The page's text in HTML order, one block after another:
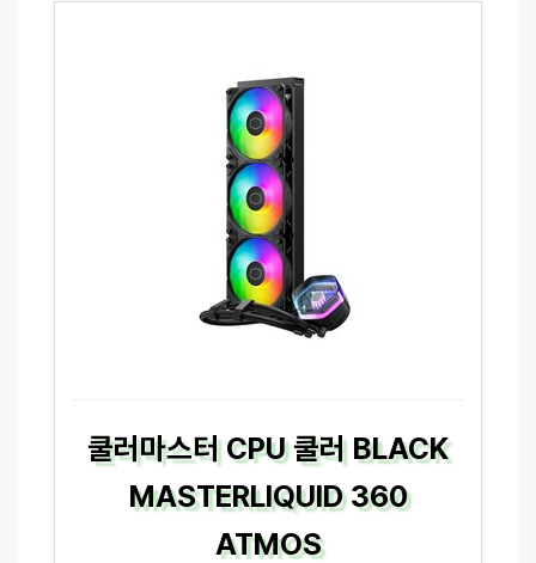
쿨러마스터 CPU 쿨러 BLACK
MASTERLIQUID 360
ATMOS